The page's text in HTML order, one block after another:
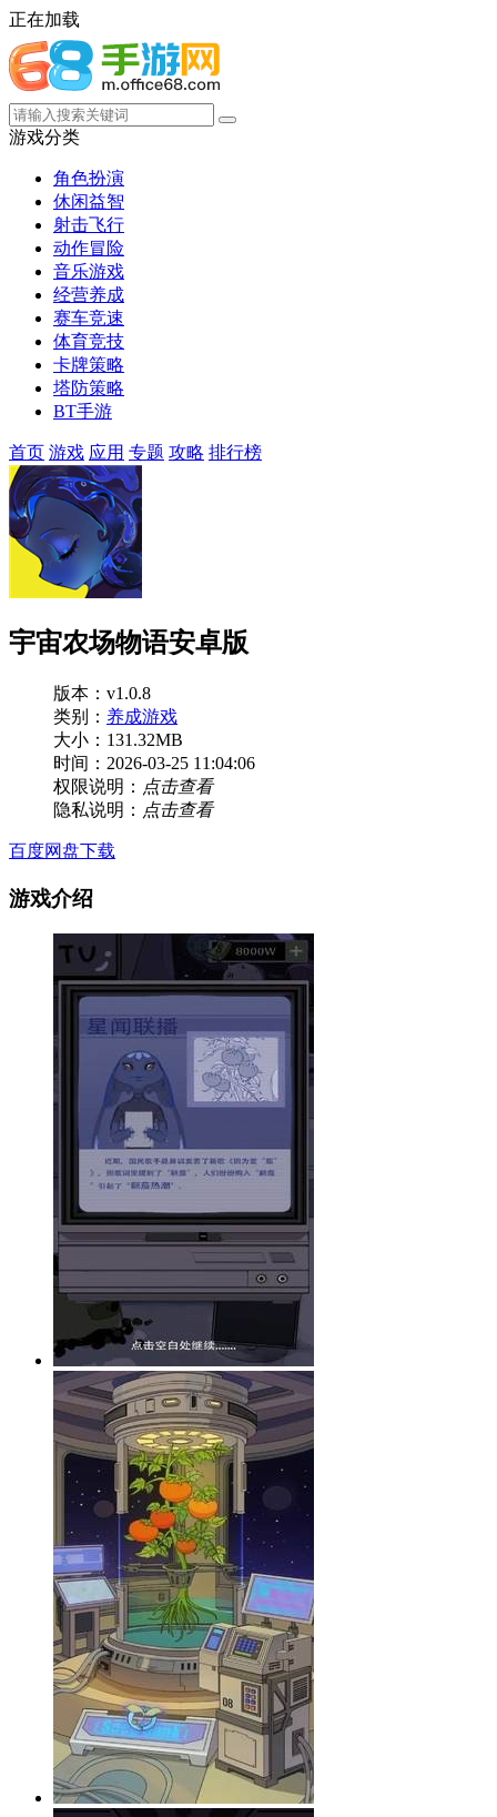
正在加载
游戏分类
角色扮演
休闲益智
射击飞行
动作冒险
音乐游戏
经营养成
赛车竞速
体育竞技
卡牌策略
塔防策略
BT手游
首页 游戏 应用 专题 攻略 排行榜
宇宙农场物语安卓版
版本：v1.0.8
类别： 养成游戏
大小：131.32MB
时间：2026-03-25 11:04:06
权限说明： 点击查看
隐私说明： 点击查看
百度网盘下载
游戏介绍